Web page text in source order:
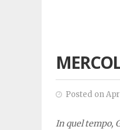
Posted on
In quel tempo,